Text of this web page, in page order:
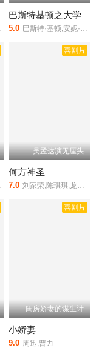
巴斯特基顿之大学
5.0 巴斯特·基顿,安妮·康尼瓦尔,Flora,Bramley,哈罗德·古德温
喜剧片
吴孟达演无厘头
何方神圣
7.0 刘家荣,陈琪琪,龙方,刘雅丽,午马
喜剧片
闺房娇妻的谋生计
小娇妻
9.0 周迅,曹力